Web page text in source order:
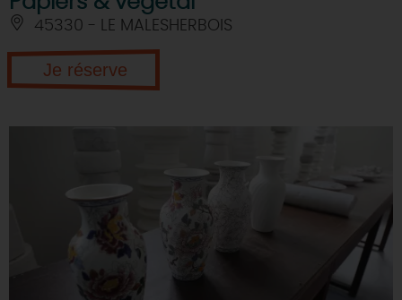
45330 - LE MALESHERBOIS
Je réserve